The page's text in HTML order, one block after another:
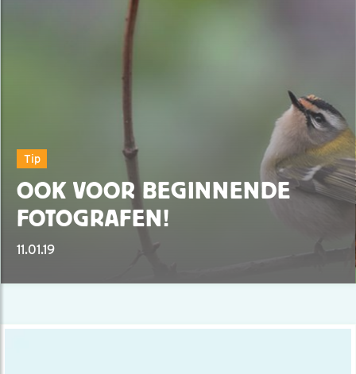
Tip
OOK VOOR BEGINNENDE
FOTOGRAFEN!
11.01.19